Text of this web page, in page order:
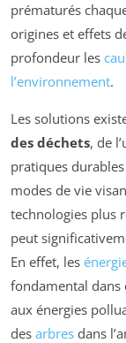
prématurés
origines et effets
profondeur les
l’environnement.
Les solutions
des déchets, de
pratiques
modes de vie
technologies plus
peut
En effet, les
fondamental dans
aux énergies
des arbres dans